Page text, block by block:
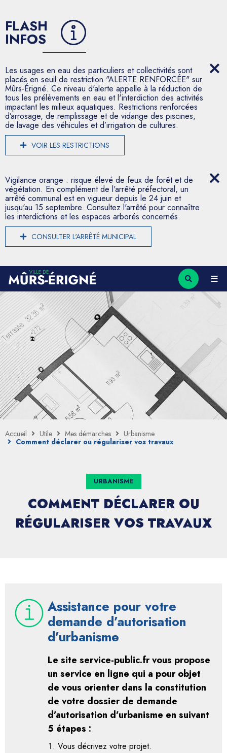
FLASH
INFOS
Les usages en eau des particuliers et collectivités sont
placés en seuil de restriction "ALERTE RENFORCÉE" sur
Mûrs-Érigné. Ce niveau d'alerte appelle à la réduction de
tous les prélèvements en eau et l'interdiction des activités
impactant les milieux aquatiques. Restrictions renforcées
d’arrosage, de remplissage et de vidange des piscines,
de lavage des véhicules et d’irrigation de cultures.
VOIR LES RESTRICTIONS
Vigilance orange : risque élevé de feux de forêt et de
végétation. En complément de l'arrêté préfectoral, un
arrêté communal est en vigueur depuis le 24 juin et
jusqu'au 15 septembre. Consultez l'arrêté pour connaître
les interdictions et les espaces arborés concernés.
CONSULTER L'ARRÊTÉ MUNICIPAL
Accueil Utile Mes démarches
Urbanisme
Comment déclarer ou régulariser vos travaux
URBANISME
COMMENT DÉCLARER OU
RÉGULARISER VOS TRAVAUX
Assistance pour votre
demande d’autorisation
d’urbanisme
Le site service-public.fr vous propose
un service en ligne qui a pour objet
de vous orienter dans la constitution
de votre dossier de demande
d’autorisation d’urbanisme en suivant
5 étapes :
Vous décrivez votre projet.